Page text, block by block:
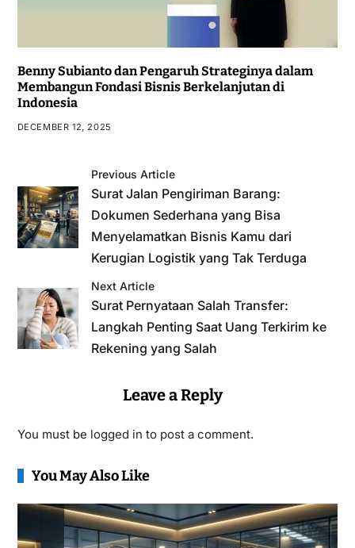
Benny Subianto dan Pengaruh Strateginya dalam
Membangun Fondasi Bisnis Berkelanjutan di
Indonesia
DECEMBER 12, 2025
Previous Article
Surat Jalan Pengiriman Barang:
Dokumen Sederhana yang Bisa
Menyelamatkan Bisnis Kamu dari
Kerugian Logistik yang Tak Terduga
Next Article
Surat Pernyataan Salah Transfer:
Langkah Penting Saat Uang Terkirim ke
Rekening yang Salah
Leave a Reply
You must be logged in to post a comment.
You May Also Like